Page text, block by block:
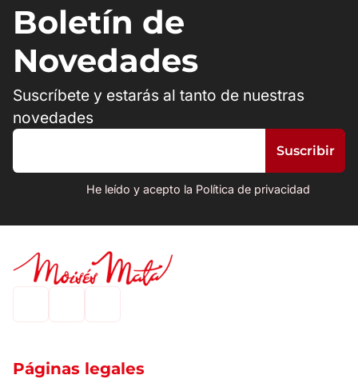
Boletín de
Novedades
Suscríbete y estarás al tanto de nuestras
novedades
He leído y acepto la Política de privacidad
Páginas legales